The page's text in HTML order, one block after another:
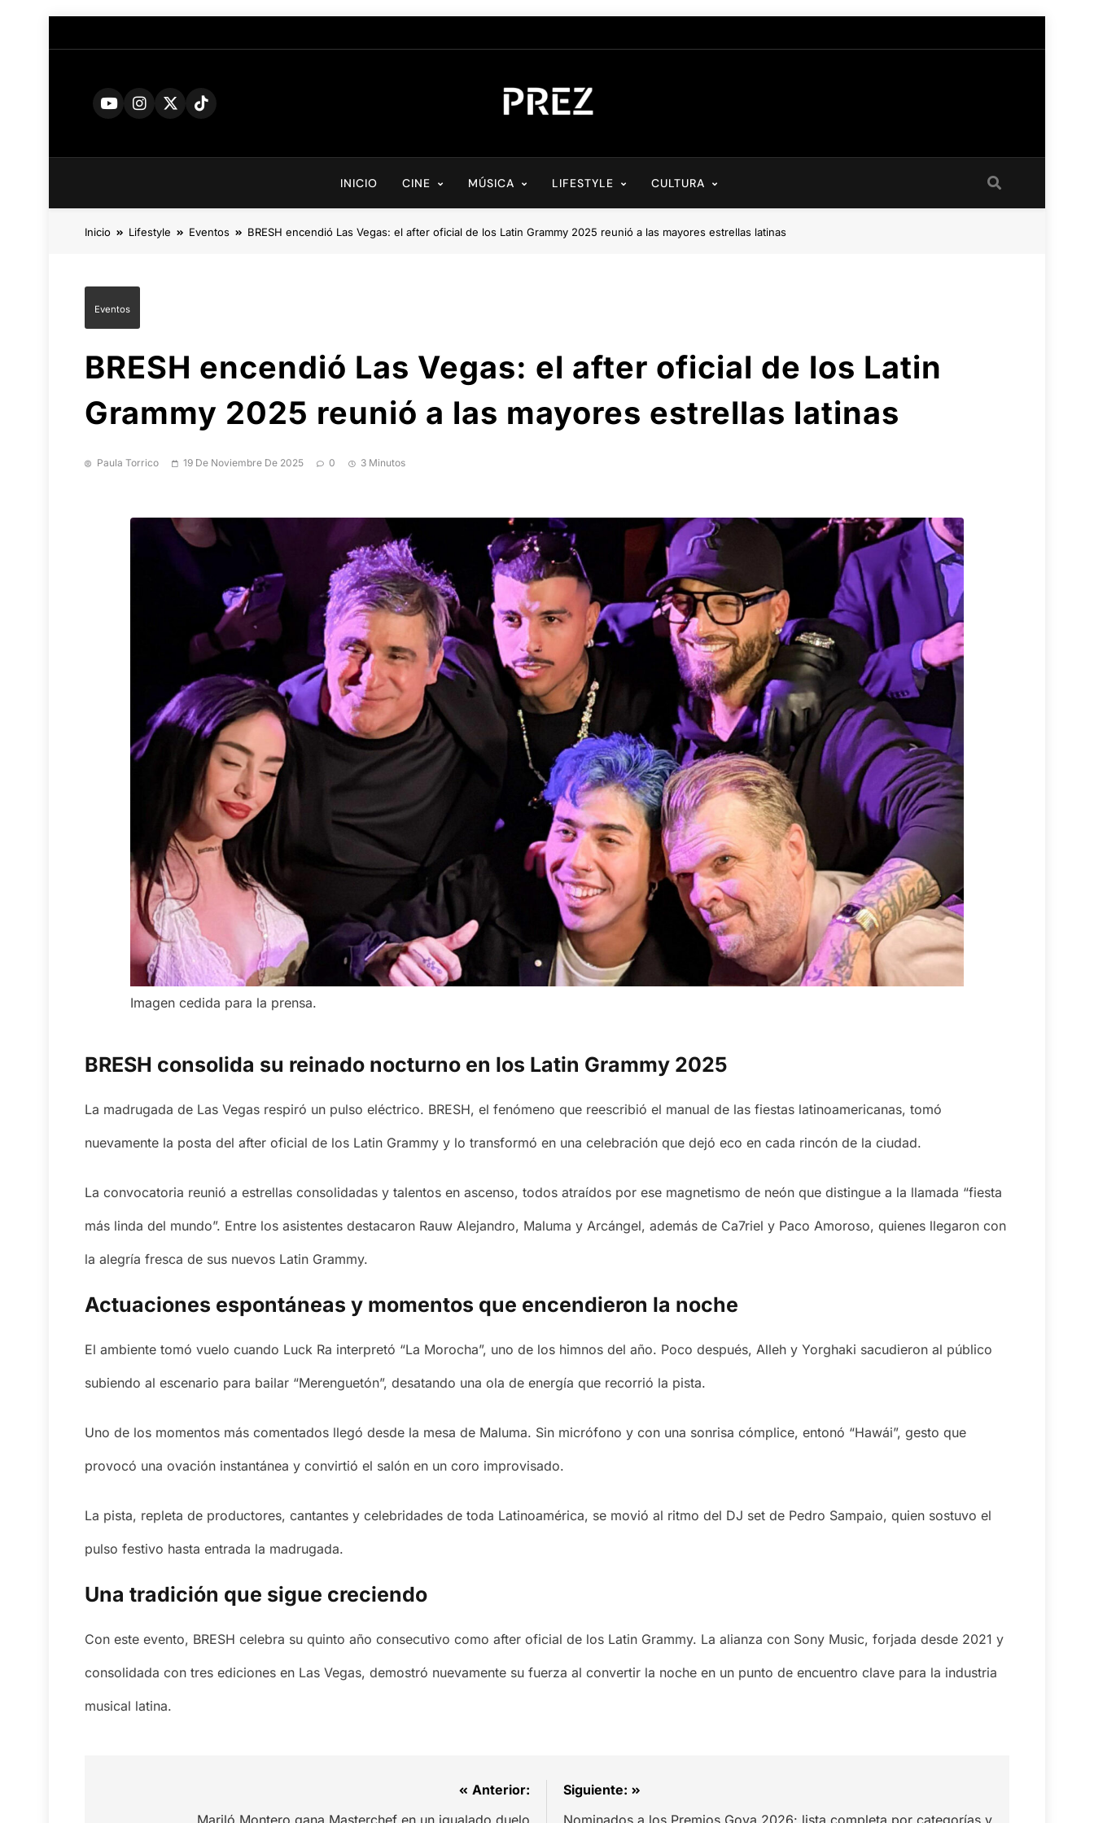
al
PREZ MAGAZINE
INICIO CINE MÚSICA LIFESTYLE CULTURA
Inicio Lifestyle Eventos BRESH encendió Las Vegas: el after oficial de los Latin Grammy 2025 reunió a las mayores estrellas latinas
Eventos
BRESH encendió Las Vegas: el after oficial de los Latin
Grammy 2025 reunió a las mayores estrellas latinas
Paula Torrico 19 De Noviembre De 2025 0 3 Minutos
Imagen cedida para la prensa.
BRESH consolida su reinado nocturno en los Latin Grammy 2025
La madrugada de Las Vegas respiró un pulso eléctrico. BRESH, el fenómeno que reescribió el manual de las fiestas latinoamericanas, tomó
nuevamente la posta del after oficial de los Latin Grammy y lo transformó en una celebración que dejó eco en cada rincón de la ciudad.
La convocatoria reunió a estrellas consolidadas y talentos en ascenso, todos atraídos por ese magnetismo de neón que distingue a la llamada “fiesta
más linda del mundo”. Entre los asistentes destacaron Rauw Alejandro, Maluma y Arcángel, además de Ca7riel y Paco Amoroso, quienes llegaron con
la alegría fresca de sus nuevos Latin Grammy.
Actuaciones espontáneas y momentos que encendieron la noche
El ambiente tomó vuelo cuando Luck Ra interpretó “La Morocha”, uno de los himnos del año. Poco después, Alleh y Yorghaki sacudieron al público
subiendo al escenario para bailar “Merenguetón”, desatando una ola de energía que recorrió la pista.
Uno de los momentos más comentados llegó desde la mesa de Maluma. Sin micrófono y con una sonrisa cómplice, entonó “Hawái”, gesto que
provocó una ovación instantánea y convirtió el salón en un coro improvisado.
La pista, repleta de productores, cantantes y celebridades de toda Latinoamérica, se movió al ritmo del DJ set de Pedro Sampaio, quien sostuvo el
pulso festivo hasta entrada la madrugada.
Una tradición que sigue creciendo
Con este evento, BRESH celebra su quinto año consecutivo como after oficial de los Latin Grammy. La alianza con Sony Music, forjada desde 2021 y
consolidada con tres ediciones en Las Vegas, demostró nuevamente su fuerza al convertir la noche en un punto de encuentro clave para la industria
musical latina.
Anterior:
Siguiente: